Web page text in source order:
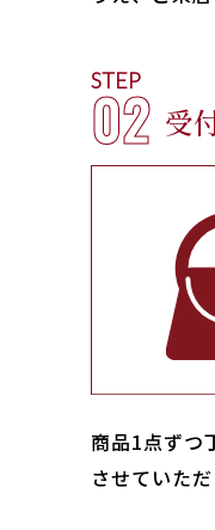
STEP
02 受
商品1点ずつ
させていただ